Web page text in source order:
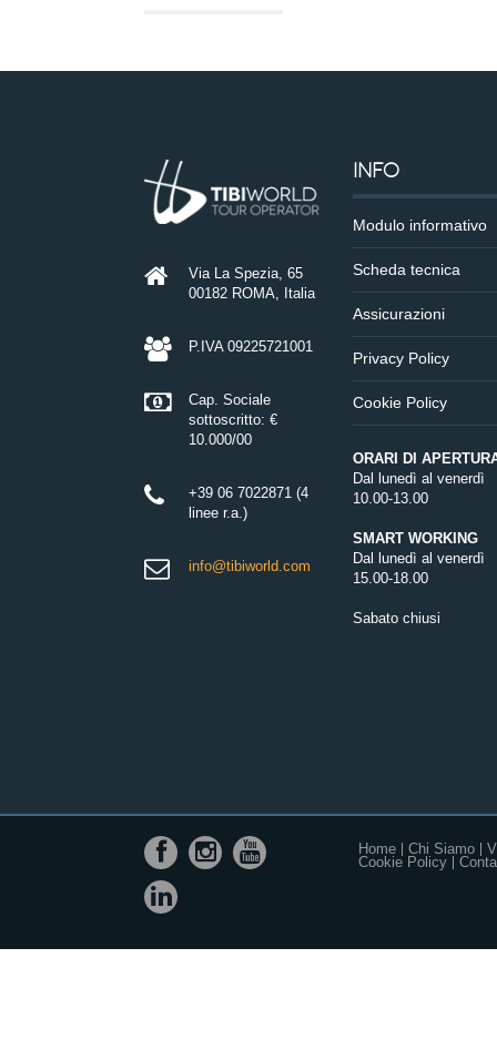
Via La Spezia, 65
00182 ROMA, Italia
P.IVA 09225721001
Cap. Sociale
sottoscritto: €
10.000/00
+39 06 7022871 (4
linee r.a.)
info@tibiworld.com
INFO
Modulo informativo
Scheda tecnica
Assicurazioni
Privacy Policy
Cookie Policy
ORARI DI
Dal lunedì al venerdì
10.00-13.00
SMART WORKING
Dal lunedì al venerdì
15.00-18.00
Sabato chiusi
Home Chi Siamo
Cookie Policy